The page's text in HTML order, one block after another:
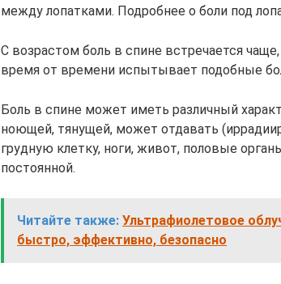
между лопатками. Подробнее о боли под
С возрастом боль в спине встречается
время от времени испытывает подобные
Боль в спине может иметь различный
ноющей, тянущей, может отдавать
грудную клетку, ноги, живот, половые
постоянной.
Читайте также: Ультрафиолетовое
быстро, эффективно, безопасно